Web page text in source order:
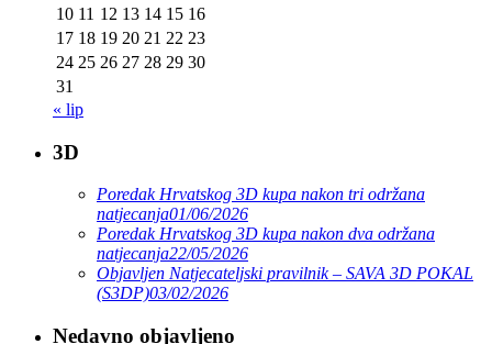
10 11 12 13 14 15 16
17 18 19 20 21 22 23
24 25 26 27 28 29 30
31
« lip
3D
Poredak Hrvatskog 3D kupa nakon tri održana
natjecanja01/06/2026
Poredak Hrvatskog 3D kupa nakon dva održana
natjecanja22/05/2026
Objavljen Natjecateljski pravilnik – SAVA 3D POKAL
(S3DP)03/02/2026
Nedavno objavljeno